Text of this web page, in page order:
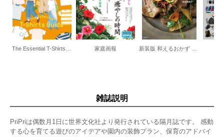
家庭画報
雑誌説明
PriPriは偶数月1日に世界文化社より発行されている隔月誌です。 感動
する心を育てる遊びのアイデアや園内の装飾プラン、保育のアドバイ